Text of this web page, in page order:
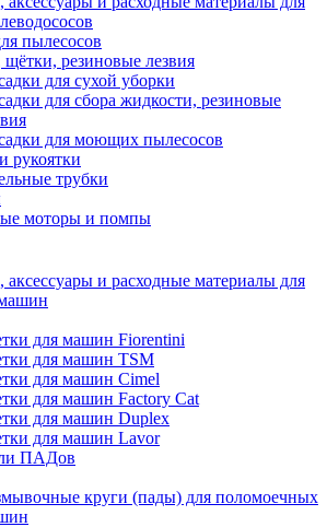
пылесосов
резиновые лезвия
для сухой уборки
для сбора жидкости, резиновые
для моющих пылесосов
рукоятки
трубки
моторы и помпы
аксессуары и расходные материалы для
для машин Fiorentini
для машин TSM
для машин Cimel
для машин Factory Cat
для машин Duplex
для машин Lavor
ПАДов
круги (пады) для поломоечных